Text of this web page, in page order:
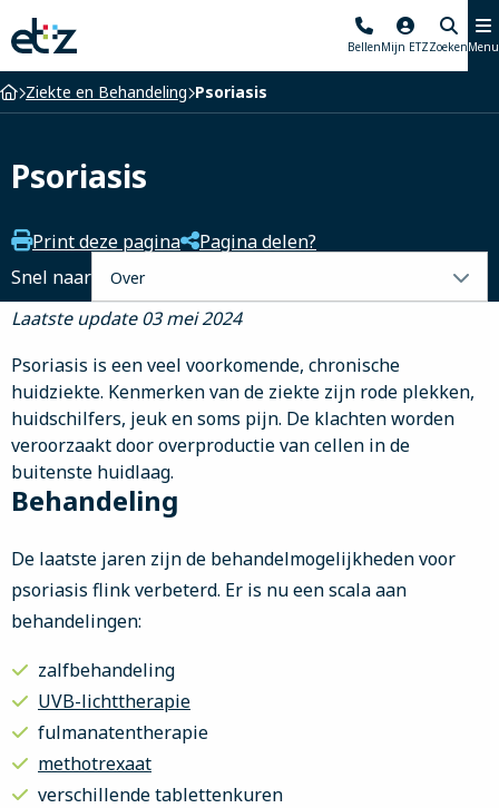
Elisabeth-
TweeSteden
Ziekenhuis
BellenMijn ETZZoekenMenu
Home
Ziekte en Behandeling Psoriasis
Psoriasis
Print deze pagina
Pagina delen?
Snel naar
tabblad
Laatste update 03 mei 2024
Psoriasis is een veel voorkomende, chronische
huidziekte. Kenmerken van de ziekte zijn rode plekken,
huidschilfers, jeuk en soms pijn. De klachten worden
veroorzaakt door overproductie van cellen in de
buitenste huidlaag.
Behandeling
De laatste jaren zijn de behandelmogelijkheden voor
psoriasis flink verbeterd. Er is nu een scala aan
behandelingen:
zalfbehandeling
UVB-lichttherapie
fulmanatentherapie
methotrexaat
verschillende tablettenkuren